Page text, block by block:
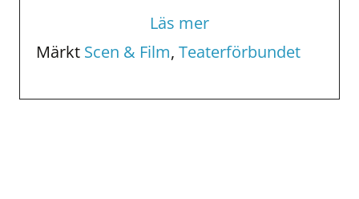
Läs mer
Märkt Scen & Film, Teaterförbundet